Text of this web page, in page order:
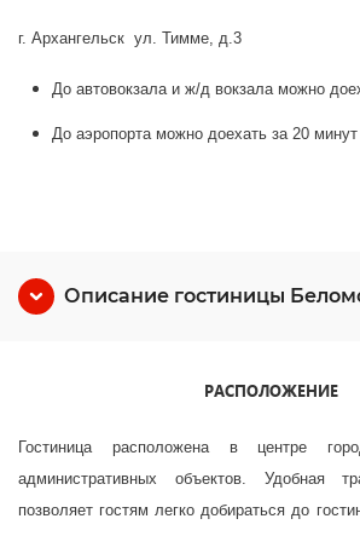
г. Архангельск ул. Тимме, д.3
До автовокзала и ж/д вокзала можно
До аэропорта можно доехать за 20 минут
Описание гостиницы
РАСПОЛОЖЕНИЕ
Гостиница расположена в центре
административных объектов. Удобная
позволяет гостям легко добираться до